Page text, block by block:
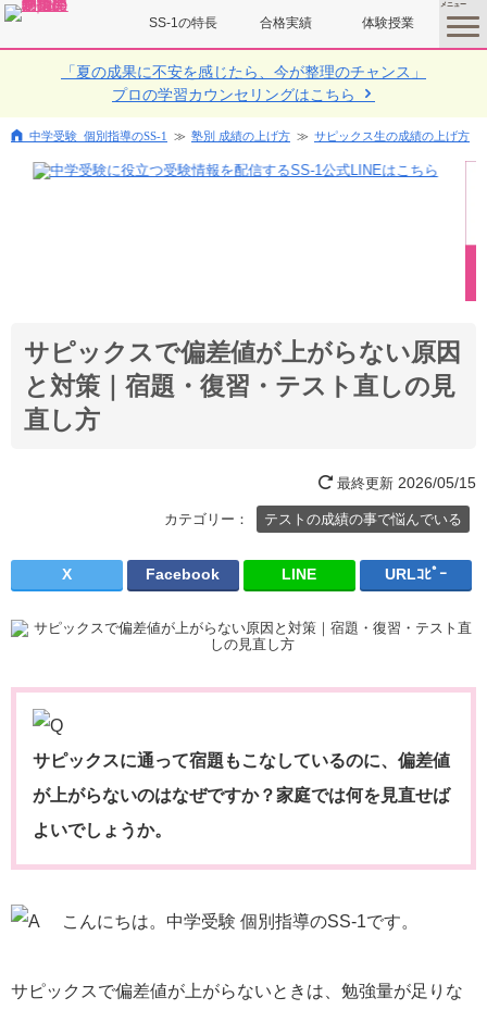
体験授業
合格実績
SS-1の特長
toggle
menu
「夏の成果に不安を感じたら、今が整理のチャンス」
プロの学習カウンセリングはこちら
中学受験 個別指導のSS-1 塾別 成績の上げ方 サピックス生の成績の上げ方
サピックスで偏差値が上がらない原因
と対策｜宿題・復習・テスト直しの見
直し方
最終更新 2026/05/15
カテゴリー： テストの成績の事で悩んでいる
X Facebook LINE URLｺﾋﾟｰ
サピックスに通って宿題もこなしているのに、偏差値
が上がらないのはなぜですか？家庭では何を見直せば
よいでしょうか。
こんにちは。中学受験 個別指導のSS-1です。
サピックスで偏差値が上がらないときは、勉強量が足りな